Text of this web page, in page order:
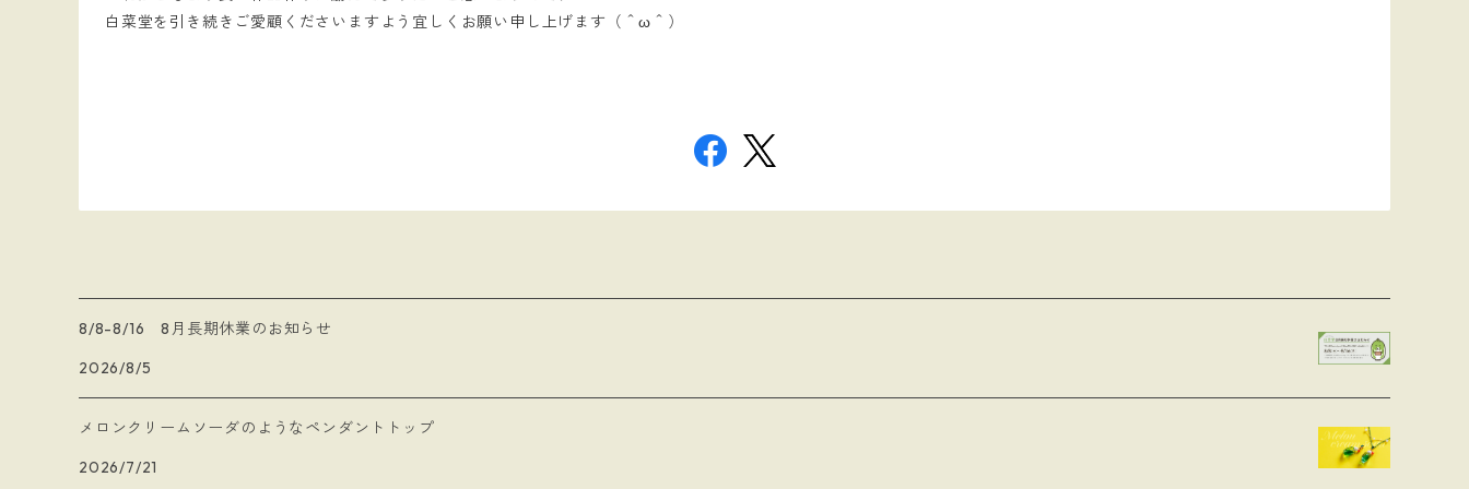
白菜堂を引き続きご愛顧くださいますよう宜しくお願い申し上げます（＾ω＾）
8/8-8/16 8月長期休業のお知らせ
2026/8/5
メロンクリームソーダのようなペンダントトップ
2026/7/21